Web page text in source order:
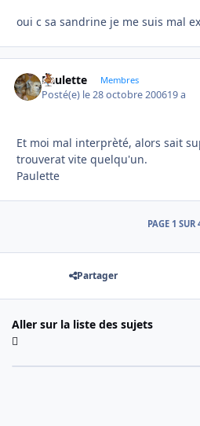
oui c sa sandrine je me suis mal
Paulette Membres
Posté(e) le 28 octobre 200619 a
Et moi mal interprèté, alors sait
trouverat vite quelqu'un.
Paulette
PAGE 1 SUR
Partager
Aller sur la liste des sujets